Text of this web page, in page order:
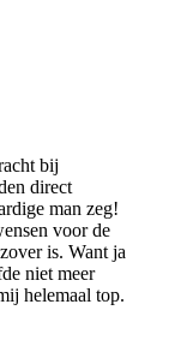
bij
direct
man zeg!
voor de
is. Want ja
niet meer
helemaal top.